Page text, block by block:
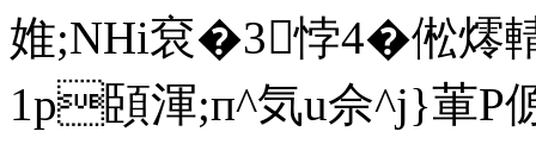
婎;NHi袞�3悖4�倯燯
1p頣 渾;п^気u佘^j}莗